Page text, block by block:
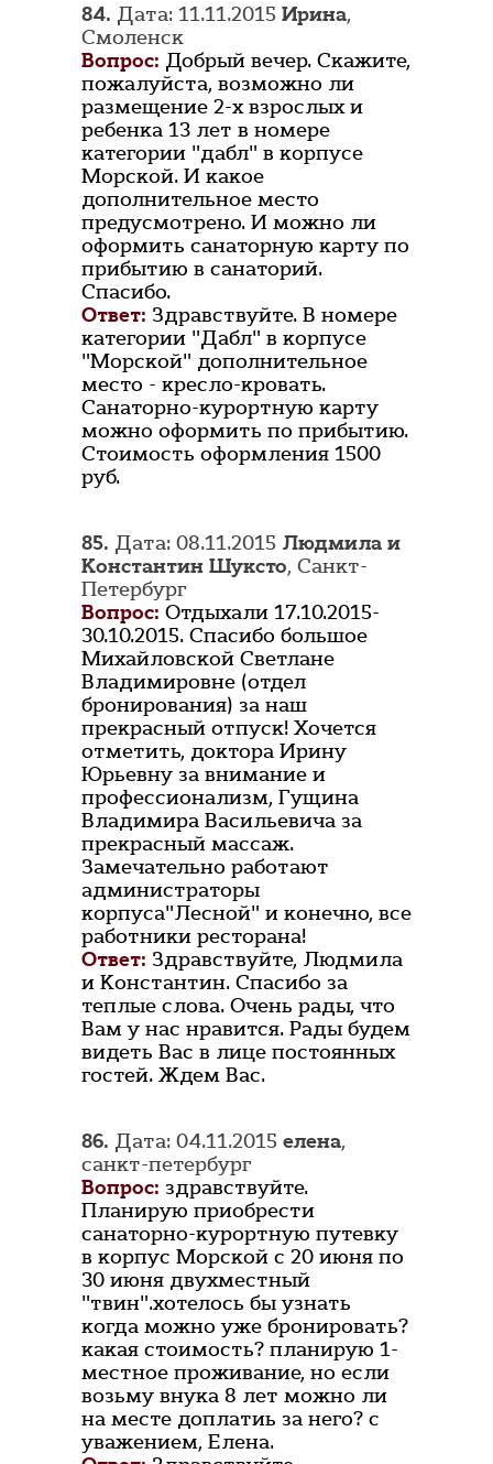
84. Дата: 11.11.2015 Ирина,
Смоленск
Вопрос: Добрый вечер. Скажите,
пожалуйста, возможно ли
размещение 2-х взрослых и
ребенка 13 лет в номере
категории "дабл" в корпусе
Морской. И какое
дополнительное место
предусмотрено. И можно ли
оформить санаторную карту по
прибытию в санаторий.
Спасибо.
Ответ: Здравствуйте. В номере
категории "Дабл" в корпусе
"Морской" дополнительное
место - кресло-кровать.
Санаторно-курортную карту
можно оформить по прибытию.
Стоимость оформления 1500
руб.
85. Дата: 08.11.2015 Людмила и
Константин Шуксто, Санкт-
Петербург
Вопрос: Отдыхали 17.10.2015-
30.10.2015. Спасибо большое
Михайловской Светлане
Владимировне (отдел
бронирования) за наш
прекрасный отпуск! Хочется
отметить, доктора Ирину
Юрьевну за внимание и
профессионализм, Гущина
Владимира Васильевича за
прекрасный массаж.
Замечательно работают
администраторы
корпуса"Лесной" и конечно, все
работники ресторана!
Ответ: Здравствуйте, Людмила
и Константин. Спасибо за
теплые слова. Очень рады, что
Вам у нас нравится. Рады будем
видеть Вас в лице постоянных
гостей. Ждем Вас.
86. Дата: 04.11.2015 елена,
санкт-петербург
Вопрос: здравствуйте.
Планирую приобрести
санаторно-курортную путевку
в корпус Морской с 20 июня по
30 июня двухместный
"твин".хотелось бы узнать
когда можно уже бронировать?
какая стоимость? планирую 1-
местное проживание, но если
возьму внука 8 лет можно ли
на месте доплатиь за него? с
уважением, Елена.